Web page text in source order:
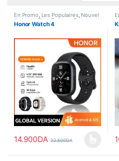
En Promo, Les Populaires, Nouvel
Arrivage,Pour Femme Smart
Watch
Honor Watch 4
14.900DA 22.500DA
Ce produit a plusieurs